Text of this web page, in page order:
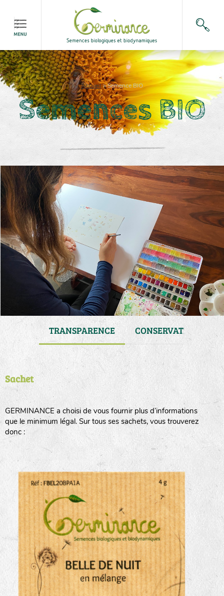
Accueil>Semence BIO
Semences BIO
TRANSPARENCE CONSERVATION
Sachet
GERMINANCE a choisi de vous fournir plus d’informations
que le minimum légal. Sur tous ses sachets, vous trouverez
donc :
haies
zone sauvage
mare
tas de compost